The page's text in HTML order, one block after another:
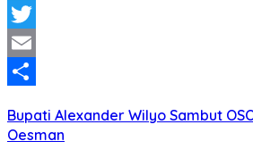
WhatsApp
Twitter
Email
Bupati Alexander Wilyo Sambut
Oesman